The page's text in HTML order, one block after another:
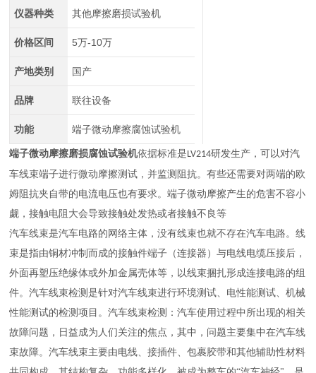
仪器种类 其他摩擦磨损试验机
价格区间 5万-10万
产地类别 国产
品牌 联往设备
功能 端子微动摩擦腐蚀试验机
端子微动摩擦磨损腐蚀试验机依据标准是 LV214研发生产，可以对汽
车线束端子进行微动摩擦测试，并监测阻抗。有些还需要对两端的欧
姆阻抗夹自带的电流电压也有要求。端子微动摩擦产生的危害不容小
觑，接触电阻大会导致接触处发热或者接触不良等
汽车线束是汽车电路的网络主体，没有线束也就不存在汽车电路。线
束是指由铜材冲制而成的接触件端子（连接器）与电线电缆压接后，
外面再塑压绝缘体或外加金属壳体等，以线束捆扎形成连接电路的组
件。汽车线束检测是针对汽车线束进行环境测试、电性能测试、机械
性能测试的检测项目。汽车线束检测：汽车使用过程中所出现的相关
故障问题，日益成为人们关注的焦点，其中，问题主要集中在汽车线
束故障。汽车线束主要由电线、接插件、包裹胶带和其他辅助性材料